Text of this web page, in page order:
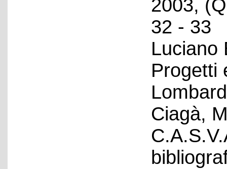
2003,
32 - 33
Luciano
Progetti
Ciagà,